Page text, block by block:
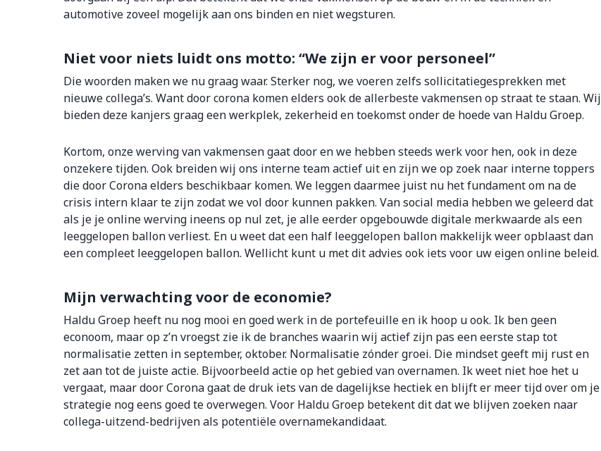
automotive zoveel mogelijk aan ons binden en niet wegsturen.
Niet voor niets luidt ons motto: “We zijn er voor personeel”
Die woorden maken we nu graag waar. Sterker nog, we voeren zelfs sollicitatiegesprekken met
nieuwe collega’s. Want door corona komen elders ook de allerbeste vakmensen op straat te staan. Wij
bieden deze kanjers graag een werkplek, zekerheid en toekomst onder de hoede van Haldu Groep.
Kortom, onze werving van vakmensen gaat door en we hebben steeds werk voor hen, ook in deze
onzekere tijden. Ook breiden wij ons interne team actief uit en zijn we op zoek naar interne toppers
die door Corona elders beschikbaar komen. We leggen daarmee juist nu het fundament om na de
crisis intern klaar te zijn zodat we vol door kunnen pakken. Van social media hebben we geleerd dat
als je je online werving ineens op nul zet, je alle eerder opgebouwde digitale merkwaarde als een
leeggelopen ballon verliest. En u weet dat een half leeggelopen ballon makkelijk weer opblaast dan
een compleet leeggelopen ballon. Wellicht kunt u met dit advies ook iets voor uw eigen online beleid.
Mijn verwachting voor de economie?
Haldu Groep heeft nu nog mooi en goed werk in de portefeuille en ik hoop u ook. Ik ben geen
econoom, maar op z’n vroegst zie ik de branches waarin wij actief zijn pas een eerste stap tot
normalisatie zetten in september, oktober. Normalisatie zónder groei. Die mindset geeft mij rust en
zet aan tot de juiste actie. Bijvoorbeeld actie op het gebied van overnamen. Ik weet niet hoe het u
vergaat, maar door Corona gaat de druk iets van de dagelijkse hectiek en blijft er meer tijd over om je
strategie nog eens goed te overwegen. Voor Haldu Groep betekent dit dat we blijven zoeken naar
collega-uitzend-bedrijven als potentiële overnamekandidaat.